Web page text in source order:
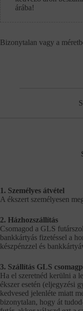
árába!
Bizonytalan vagy a
1. Személyes átvétel
A ékszert személyesen
2. Házhozszállítás
Csomagod a GLS
bankkártyás fizetéssel a
készpénzzel és
3. Szállítás GLS
Ha el szeretnéd kerülni a
ékszer esetén (eljegyzési
kedvesed jelenléte miatt
bizonytalan, hogy át